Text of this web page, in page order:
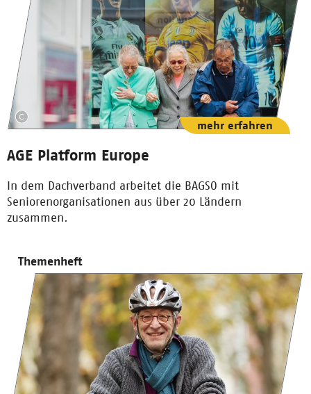
AGE Platform Europe
In dem Dachverband arbeitet die BAGSO mit
Seniorenorganisationen aus über 20 Ländern
zusammen.
mehr erfahren
Themenheft